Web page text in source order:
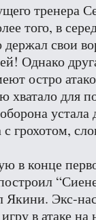
тренера
того, в
свои
Однако
остро
хватало для
с грохотом,
в конце
Якини. Экс-
в атаке